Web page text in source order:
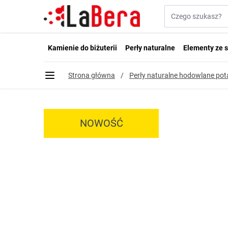
Przejdź do treści
Kamienie do biżuterii Perły naturalne Elementy ze
Strona główna / Perły naturalne hodowlane
NOWOŚĆ